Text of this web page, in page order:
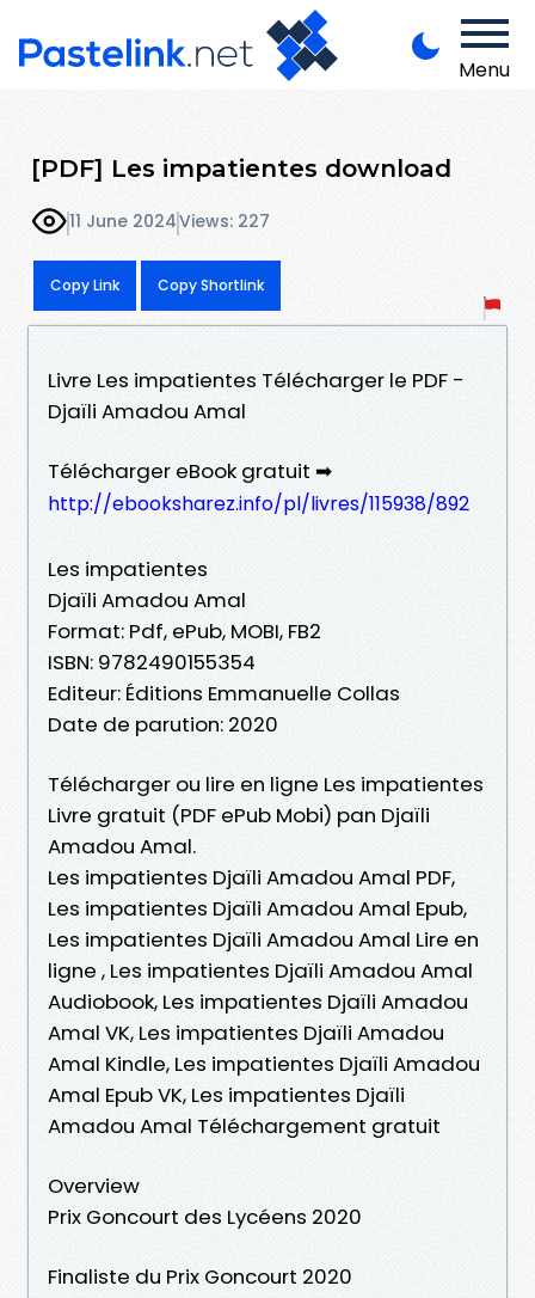
Menu
[PDF] Les impatientes download
11 June 2024Views: 227
Copy Link Copy Shortlink
Livre Les impatientes Télécharger le PDF -
Djaïli Amadou Amal
Télécharger eBook gratuit ➡
http://ebooksharez.info/pl/livres/115938/892
Les impatientes
Djaïli Amadou Amal
Format: Pdf, ePub, MOBI, FB2
ISBN: 9782490155354
Editeur: Éditions Emmanuelle Collas
Date de parution: 2020
Télécharger ou lire en ligne Les impatientes
Livre gratuit (PDF ePub Mobi) pan Djaïli
Amadou Amal.
Les impatientes Djaïli Amadou Amal PDF,
Les impatientes Djaïli Amadou Amal Epub,
Les impatientes Djaïli Amadou Amal Lire en
ligne , Les impatientes Djaïli Amadou Amal
Audiobook, Les impatientes Djaïli Amadou
Amal VK, Les impatientes Djaïli Amadou
Amal Kindle, Les impatientes Djaïli Amadou
Amal Epub VK, Les impatientes Djaïli
Amadou Amal Téléchargement gratuit
Overview
Prix Goncourt des Lycéens 2020
Finaliste du Prix Goncourt 2020